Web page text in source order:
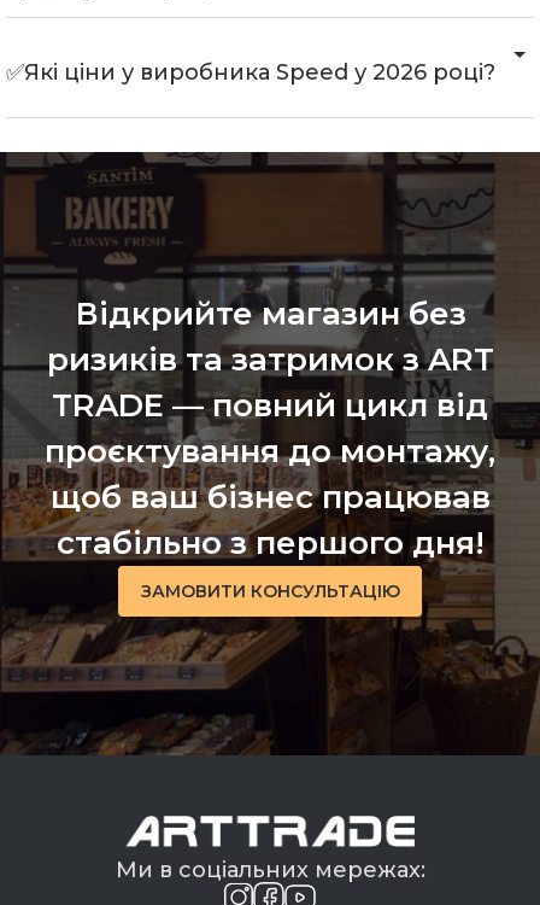
✅Які ціни у виробника Speed у 2026 році?
Відкрийте магазин без
ризиків та затримок з ART
TRADE — повний цикл від
проєктування до монтажу,
щоб ваш бізнес працював
стабільно з першого дня!
ЗАМОВИТИ КОНСУЛЬТАЦІЮ
Ми в соціальних мережах: